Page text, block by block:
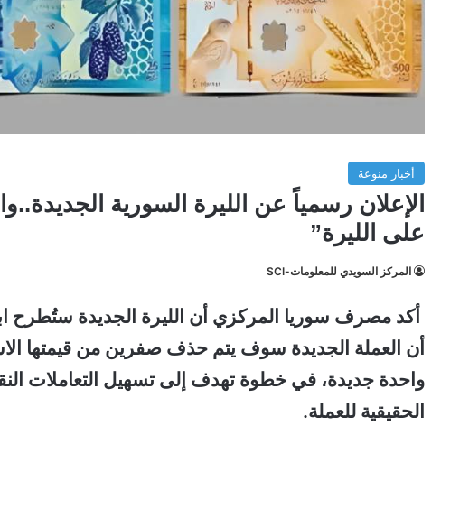
أخبار منوعة
الإعلان رسمياً عن الليرة السورية
على الليرة”
المركز السويدي للمعلومات-SCI
واحدة جديدة، في خطوة تهدف إلى تسهيل التعاملات
الحقيقية للعملة.